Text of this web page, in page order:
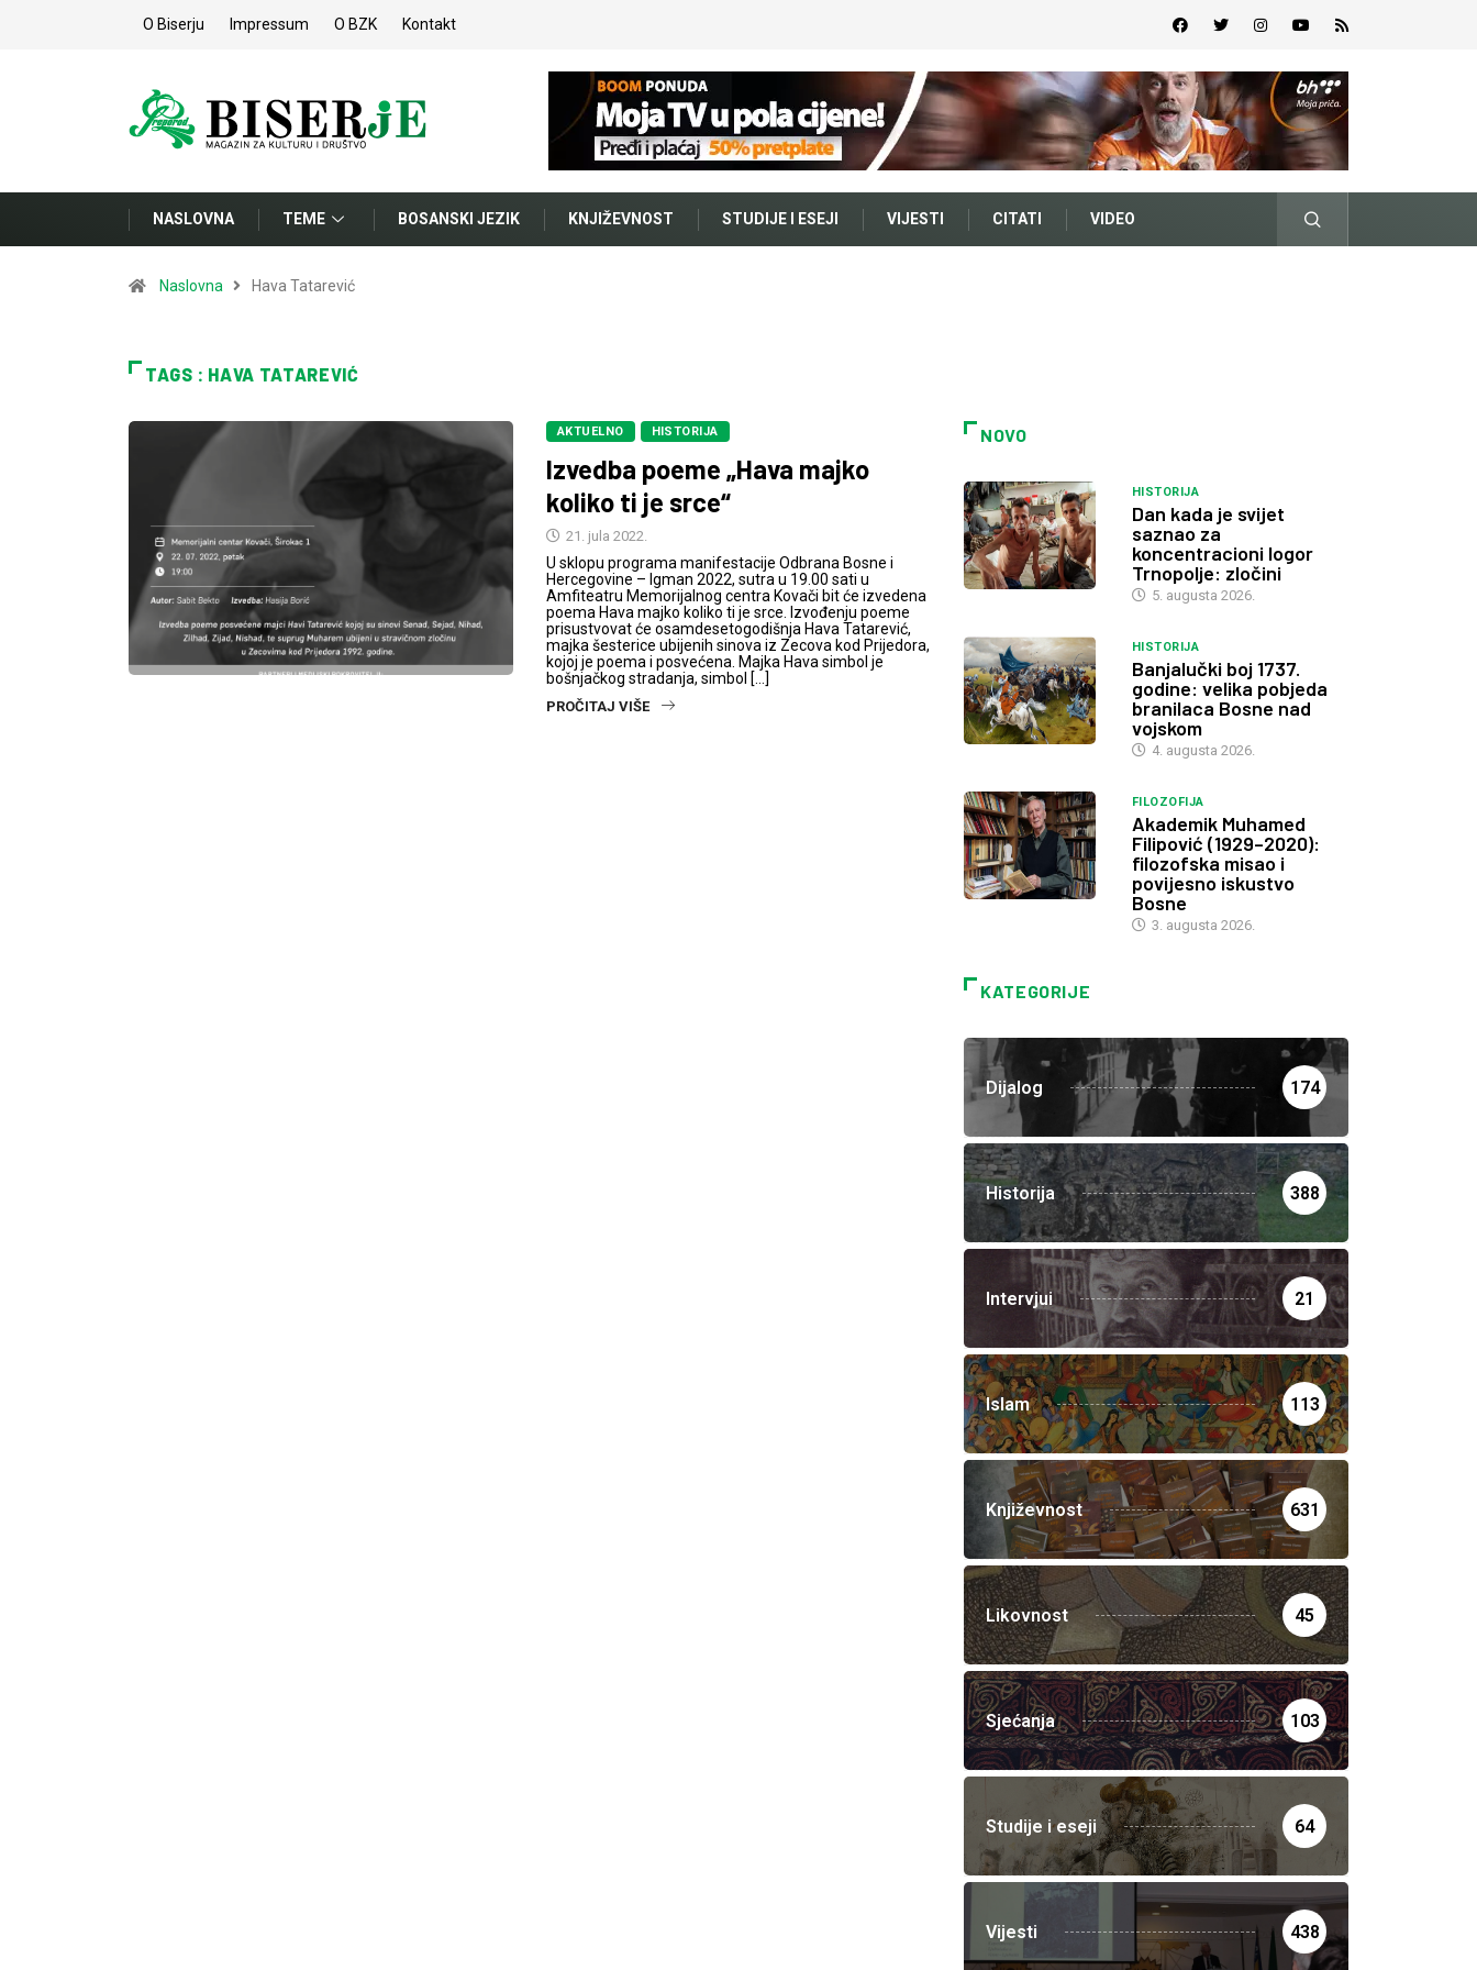
O Biserju Impressum O BZK Kontakt
NASLOVNA TEME BOSANSKI JEZIK KNJIŽEVNOST STUDIJE I ESEJI VIJESTI CITATI VIDEO
Naslovna Hava Tatarević
TAGS : HAVA TATAREVIĆ
AKTUELNO HISTORIJA
Izvedba poeme „Hava majko
koliko ti je srce“
21. jula 2022.
U sklopu programa manifestacije Odbrana Bosne i
Hercegovine – Igman 2022, sutra u 19.00 sati u
Amfiteatru Memorijalnog centra Kovači bit će izvedena
poema Hava majko koliko ti je srce. Izvođenju poeme
prisustvovat će osamdesetogodišnja Hava Tatarević,
majka šesterice ubijenih sinova iz Zecova kod Prijedora,
kojoj je poema i posvećena. Majka Hava simbol je
bošnjačkog stradanja, simbol […]
PROČITAJ VIŠE
NOVO
HISTORIJA
Dan kada je svijet
saznao za
koncentracioni logor
Trnopolje: zločini
5. augusta 2026.
HISTORIJA
Banjalučki boj 1737.
godine: velika pobjeda
branilaca Bosne nad
vojskom
4. augusta 2026.
FILOZOFIJA
Akademik Muhamed
Filipović (1929–2020):
filozofska misao i
povijesno iskustvo
Bosne
3. augusta 2026.
KATEGORIJE
Dijalog 174
Historija 388
Intervjui 21
Islam 113
Književnost 631
Likovnost 45
Sjećanja 103
Studije i eseji 64
Vijesti 438